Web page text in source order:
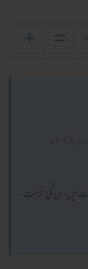
میں اس کی حرمت